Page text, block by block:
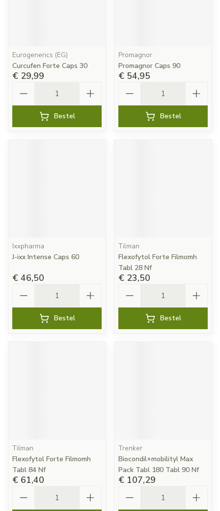
Eurogenerics (EG)
Curcufen Forte Caps 30
€ 29,99
Bestel
Promagnor
Promagnor Caps 90
€ 54,95
Bestel
Ixxpharma
J-ixx Intense Caps 60
€ 46,50
Bestel
Tilman
Flexofytol Forte Filmomh
Tabl 28 Nf
€ 23,50
Bestel
Tilman
Flexofytol Forte Filmomh
Tabl 84 Nf
€ 61,40
Trenker
Biocondil+mobilityl Max
Pack Tabl 180 Tabl 90 Nf
€ 107,29